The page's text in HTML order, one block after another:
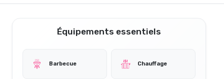
Équipements essentiels
Barbecue Chauffage